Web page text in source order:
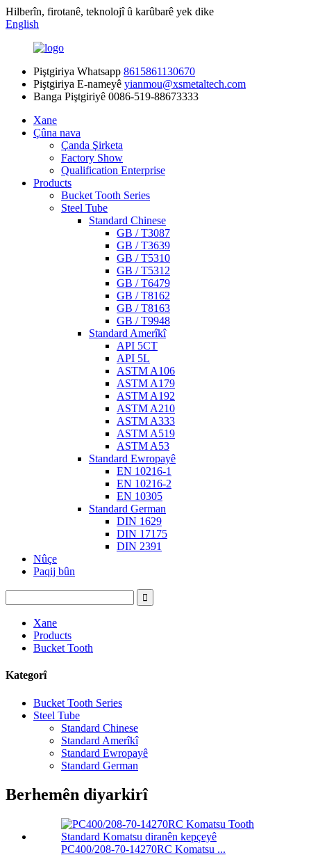
Hilberîn, firotanê, teknolojî û karûbarê yek dike
English
Piştgiriya Whatsapp 8615861130670
Piştgiriya E-nameyê yianmou@xsmetaltech.com
Banga Piştgiriyê 0086-519-88673333
Xane
Çûna nava
Çanda Şirketa
Factory Show
Qualification Enterprise
Products
Bucket Tooth Series
Steel Tube
Standard Chinese
GB / T3087
GB / T3639
GB / T5310
GB / T5312
GB / T6479
GB / T8162
GB / T8163
GB / T9948
Standard Amerîkî
API 5CT
API 5L
ASTM A106
ASTM A179
ASTM A192
ASTM A210
ASTM A333
ASTM A519
ASTM A53
Standard Ewropayê
EN 10216-1
EN 10216-2
EN 10305
Standard German
DIN 1629
DIN 17175
DIN 2391
Nûçe
Paqij bûn
Xane
Products
Bucket Tooth
Kategorî
Bucket Tooth Series
Steel Tube
Standard Chinese
Standard Amerîkî
Standard Ewropayê
Standard German
Berhemên diyarkirî
PC400/208-70-14270RC Komatsu ...